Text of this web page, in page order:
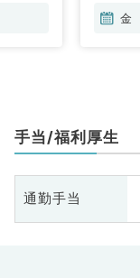
金
手当/福利厚生
通勤手当